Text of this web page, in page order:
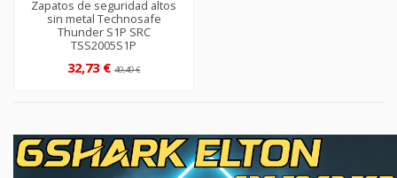
Zapatos de seguridad altos
sin metal Technosafe
Thunder S1P SRC
TSS2005S1P
32,73 €49,49 €